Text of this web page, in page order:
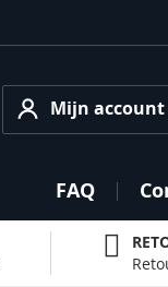
Mijn account
Mijn account
FAQ